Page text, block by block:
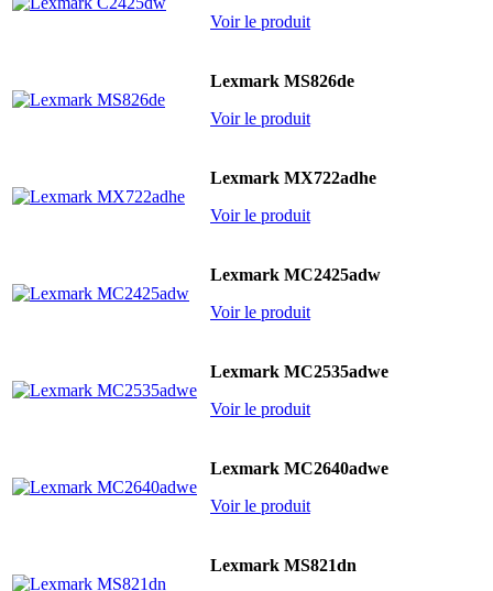
Voir le produit
Lexmark MS826de
Voir le produit
Lexmark MX722adhe
Voir le produit
Lexmark MC2425adw
Voir le produit
Lexmark MC2535adwe
Voir le produit
Lexmark MC2640adwe
Voir le produit
Lexmark MS821dn